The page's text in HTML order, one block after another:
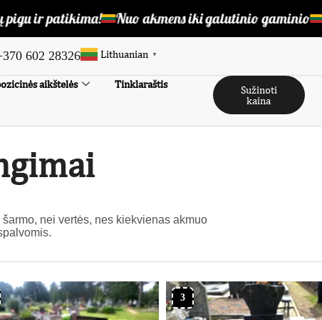
Nuo akmens iki galutinio gaminio
602 28326 Lithuanian ▼
aikštelės
Tinklaraštis
Sužinoti
kaina
nei vertės, nes kiekvienas akmuo